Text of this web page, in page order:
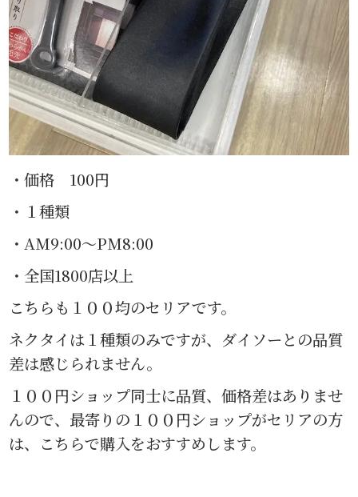
・価格 100円
・１種類
・AM9:00〜PM8:00
・全国1800店以上
こちらも１００均のセリアです。
ネクタイは１種類のみですが、ダイソーとの品質
差は感じられません。
１００円ショップ同士に品質、価格差はありませ
んので、最寄りの１００円ショップがセリアの方
は、こちらで購入をおすすめします。